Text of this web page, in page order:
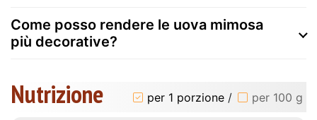
Come posso rendere le uova mimosa
più decorative?
Nutrizione per 1 porzione / per 100 g